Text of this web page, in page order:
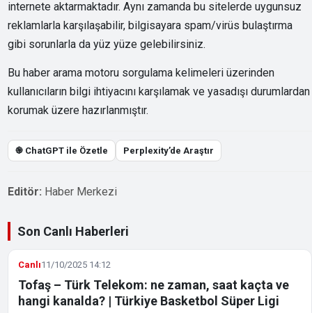
internete aktarmaktadır. Aynı zamanda bu sitelerde uygunsuz
reklamlarla karşılaşabilir, bilgisayara spam/virüs bulaştırma
gibi sorunlarla da yüz yüze gelebilirsiniz.
Bu haber arama motoru sorgulama kelimeleri üzerinden
kullanıcıların bilgi ihtiyacını karşılamak ve yasadışı durumlardan
korumak üzere hazırlanmıştır.
֎ ChatGPT ile Özetle Perplexity’de Araştır
Editör: Haber Merkezi
Son Canlı Haberleri
Canlı11/10/2025 14:12
Tofaş – Türk Telekom: ne zaman, saat kaçta ve
hangi kanalda? | Türkiye Basketbol Süper Ligi